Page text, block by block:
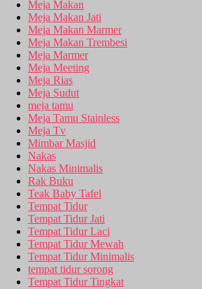
Meja Makan
Meja Makan Jati
Meja Makan Marmer
Meja Makan Trembesi
Meja Marmer
Meja Meeting
Meja Rias
Meja Sudut
meja tamu
Meja Tamu Stainless
Meja Tv
Mimbar Masjid
Nakas
Nakas Minimalis
Rak Buku
Teak Baby Tafel
Tempat Tidur
Tempat Tidur Jati
Tempat Tidur Laci
Tempat Tidur Mewah
Tempat Tidur Minimalis
tempat tidur sorong
Tempat Tidur Tingkat